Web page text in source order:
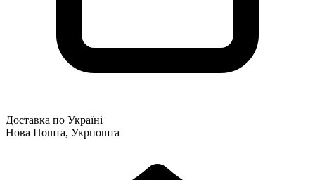
Доставка по Україні
Нова Пошта, Укрпошта